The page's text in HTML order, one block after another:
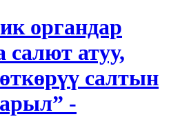
органдар
атуу,
салтын
-